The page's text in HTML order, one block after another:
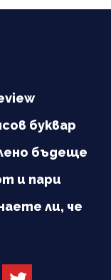
буквар
бъдеще
и пари
ли, че